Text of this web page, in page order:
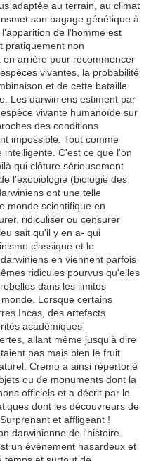
adaptée au terrain, au climat
son bagage génétique à
de l'homme est
pratiquement non
arrière pour recommencer
vivantes, la probabilité
et de cette bataille
Les darwiniens estiment par
vivante humanoïde sur
des conditions
impossible. Tout comme
C'est ce que l'on
qui clôture sérieusement
l'exobiologie (biologie des
ont une telle
monde scientifique en
ridiculiser ou censurer
sait qu'il y en a- qui
classique et le
en viennent parfois
ridicules pourvus qu'elles
dans les limites
Lorsque certains
Incas, des artefacts
académiques
allant même jusqu'à dire
pas mais bien le fruit
Cremo a ainsi répertorié
ou de monuments dont la
officiels et a décrit par le
dont les découvreurs de
et affligeant !
darwinienne de l'histoire
un événement hasardeux et